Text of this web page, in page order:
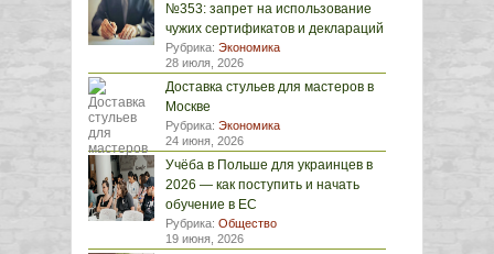
№353: запрет на использование
чужих сертификатов и деклараций
Рубрика: Экономика
28 июля, 2026
Доставка стульев для мастеров в
Москве
Рубрика: Экономика
24 июня, 2026
Учёба в Польше для украинцев в
2026 — как поступить и начать
обучение в ЕС
Рубрика: Общество
19 июня, 2026